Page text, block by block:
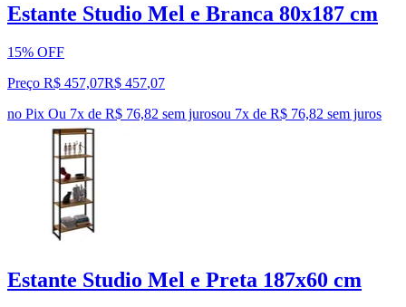
Estante Studio Mel e Branca 80x187 cm
15% OFF
Preço R$ 457,07R$ 457,07
no Pix Ou 7x de R$ 76,82 sem jurosou 7x de R$ 76,82 sem juros
Estante Studio Mel e Preta 187x60 cm